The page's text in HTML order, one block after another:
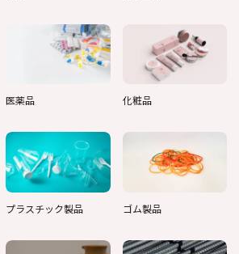
医薬品 化粧品
プラスチック製品 ゴム製品